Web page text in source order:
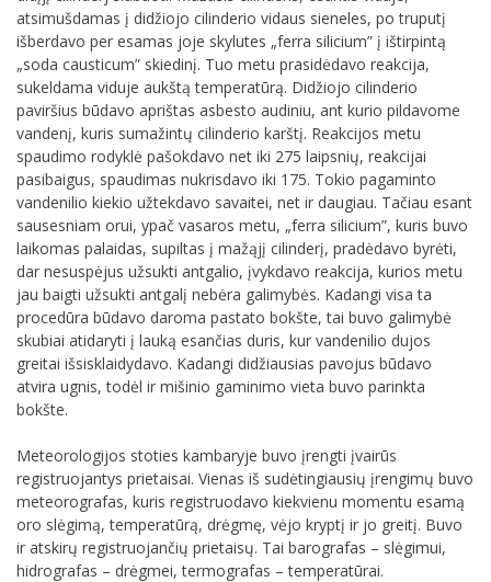
atsimušdamas į didžiojo cilinderio vidaus sieneles, po truputį
išberdavo per esamas joje skylutes „ferra silicium” į ištirpintą
„soda causticum” skiedinį. Tuo metu prasidėdavo reakcija,
sukeldama viduje aukštą temperatūrą. Didžiojo cilinderio
paviršius būdavo aprištas asbesto audiniu, ant kurio pildavome
vandenį, kuris sumažintų cilinderio karštį. Reakcijos metu
spaudimo rodyklė pašokdavo net iki 275 laipsnių, reakcijai
pasibaigus, spaudimas nukrisdavo iki 175. Tokio pagaminto
vandenilio kiekio užtekdavo savaitei, net ir daugiau. Tačiau esant
sausesniam orui, ypač vasaros metu, „ferra silicium”, kuris buvo
laikomas palaidas, supiltas į mažąjį cilinderį, pradėdavo byrėti,
dar nesuspėjus užsukti antgalio, įvykdavo reakcija, kurios metu
jau baigti užsukti antgalį nebėra galimybės. Kadangi visa ta
procedūra būdavo daroma pastato bokšte, tai buvo galimybė
skubiai atidaryti į lauką esančias duris, kur vandenilio dujos
greitai išsisklaidydavo. Kadangi didžiausias pavojus būdavo
atvira ugnis, todėl ir mišinio gaminimo vieta buvo parinkta
bokšte.
Meteorologijos stoties kambaryje buvo įrengti įvairūs
registruojantys prietaisai. Vienas iš sudėtingiausių įrengimų buvo
meteorografas, kuris registruodavo kiekvienu momentu esamą
oro slėgimą, temperatūrą, drėgmę, vėjo kryptį ir jo greitį. Buvo
ir atskirų registruojančių prietaisų. Tai barografas – slėgimui,
hidrografas – drėgmei, termografas – temperatūrai.